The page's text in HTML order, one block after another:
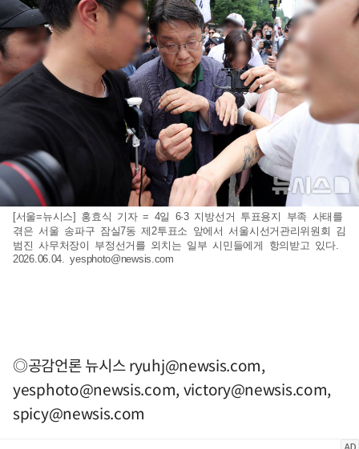
[서울=뉴시스] 홍효식 기자 = 4일 6·3 지방선거 투표용지 부족 사태를
겪은 서울 송파구 잠실7동 제2투표소 앞에서 서울시선거관리위원회 김
범진 사무처장이 부정선거를 외치는 일부 시민들에게 항의받고 있다.
2026.06.04.yesphoto@newsis.com
◎공감언론 뉴시스ryuhj@newsis.com,
yesphoto@newsis.com,victory@newsis.com,
spicy@newsis.com